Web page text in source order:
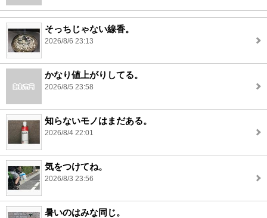
そっちじゃない線香。
2026/8/6 23:13
かなり値上がりしてる。
2026/8/5 23:58
知らないモノはまだある。
2026/8/4 22:01
気をつけてね。
2026/8/3 23:56
暑いのはみな同じ。